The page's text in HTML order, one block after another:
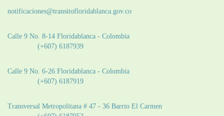
notificaciones@transitofloridablanca.gov.co
Calle 9 No. 8-14 Floridablanca - Colombia
(+607) 6187939
Calle 9 No. 6-26 Floridablanca - Colombia
(+607) 6187919
Transversal Metropolitana # 47 - 36 Barrio El Carmen